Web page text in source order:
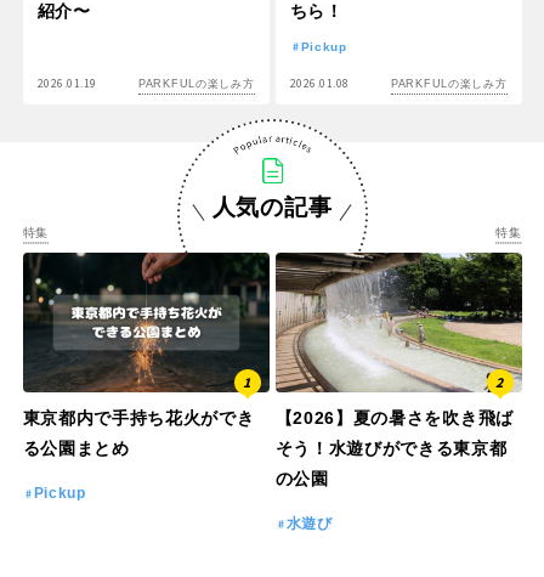
紹介〜
2026.01.19 PARKFULの楽しみ方
ちら！
Pickup
2026.01.08 PARKFULの楽しみ方
人気の記事
特集
東京都内で手持ち花火ができ
る公園まとめ
Pickup
特集
【2026】夏の暑さを吹き飛ば
そう！水遊びができる東京都
の公園
水遊び